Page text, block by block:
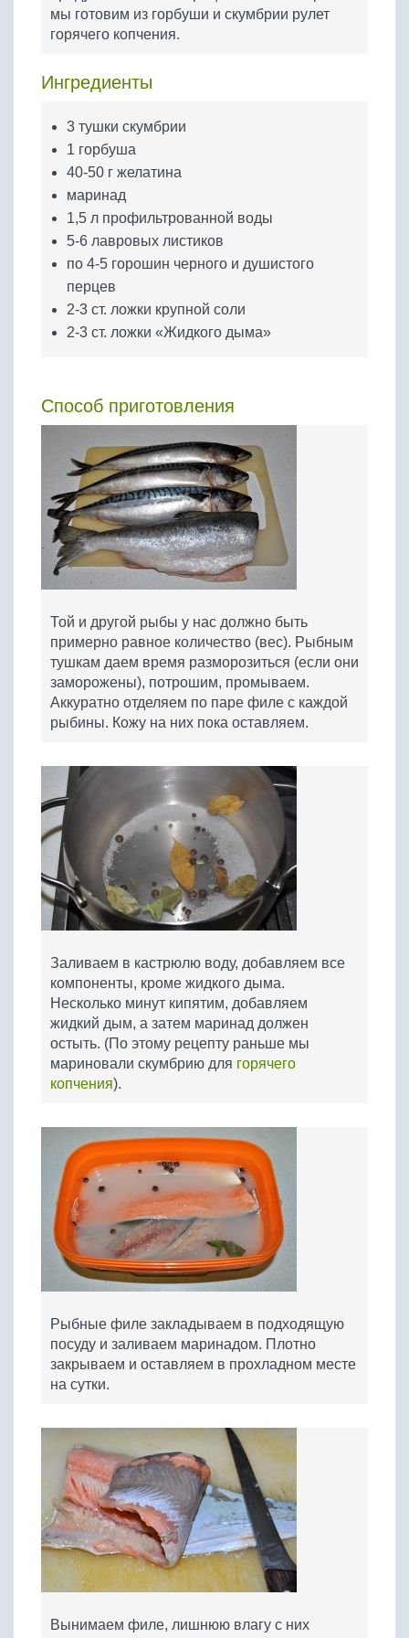
Бобовые
Яйца
мы готовим из горбуши и скумбрии рулет
горячего копчения.
Ингредиенты
3 тушки скумбрии
1 горбуша
40-50 г желатина
маринад
1,5 л профильтрованной воды
5-6 лавровых листиков
по 4-5 горошин черного и душистого
перцев
2-3 ст. ложки крупной соли
2-3 ст. ложки «Жидкого дыма»
Способ приготовления
Той и другой рыбы у нас должно быть
примерно равное количество (вес). Рыбным
тушкам даем время разморозиться (если они
заморожены), потрошим, промываем.
Аккуратно отделяем по паре филе с каждой
рыбины. Кожу на них пока оставляем.
Заливаем в кастрюлю воду, добавляем все
компоненты, кроме жидкого дыма.
Несколько минут кипятим, добавляем
жидкий дым, а затем маринад должен
остыть. (По этому рецепту раньше мы
мариновали скумбрию для горячего
копчения).
Рыбные филе закладываем в подходящую
посуду и заливаем маринадом. Плотно
закрываем и оставляем в прохладном месте
на сутки.
Вынимаем филе, лишнюю влагу с них